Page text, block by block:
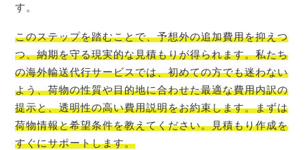
す。
このステップを踏むことで、予想外の追加費用を抑えつ
つ、納期を守る現実的な見積もりが得られます。私たち
の海外輸送代行サービスでは、初めての方でも迷わない
よう、荷物の性質や目的地に合わせた最適な費用内訳の
提示と、透明性の高い費用説明をお約束します。まずは
荷物情報と希望条件を教えてください。見積もり作成を
すぐにサポートします。